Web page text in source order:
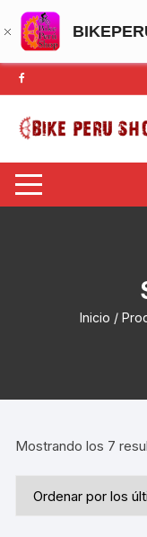
Saltar
al
contenido
Inicio /
Mostrando los 7